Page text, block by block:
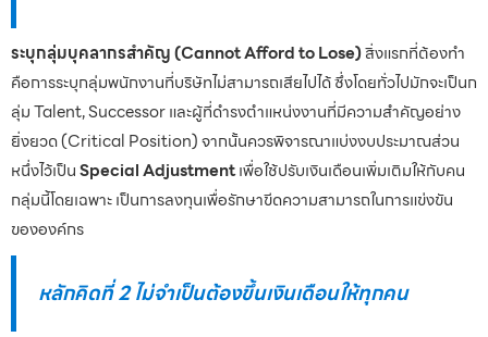
ระบุกลุ่มบุคลากรสำคัญ (Cannot Afford to Lose)สิ่งแรกที่ต้องทำ
คือการระบุกลุ่มพนักงานที่บริษัทไม่สามารถเสียไปได้ ซึ่งโดยทั่วไปมักจะเป็นก
ลุ่ม Talent, Successor และผู้ที่ดำรงตำแหน่งงานที่มีความสำคัญอย่าง
ยิ่งยวด (Critical Position) จากนั้นควรพิจารณาแบ่งงบประมาณส่วน
หนึ่งไว้เป็นSpecial Adjustmentเพื่อใช้ปรับเงินเดือนเพิ่มเติมให้กับคน
กลุ่มนี้โดยเฉพาะ เป็นการลงทุนเพื่อรักษาขีดความสามารถในการแข่งขัน
ขององค์กร
หลักคิดที่ 2 ไม่จำเป็นต้องขึ้นเงินเดือนให้ทุกคน